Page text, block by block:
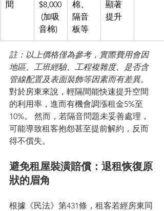
間
$8,000
(加吸
音棉)
棉、
隔音
板等
顯著
提升
註：以上價格僅為參考，實際費用會因
地區、工班經驗、工程複雜度、是否含
管線配置及表面裝飾等因素而有差異。
對於房東來說，輕隔間能快速提升空間
的利用率，進而有機會調漲租金5%至
10%。 然而，若隔音問題未妥善處理，
可能導致租客抱怨甚至提前解約，反而
得不償失。
避免租屋裝潢賠償：退租恢復原
狀的眉角
根據《民法》第431條，租客若經房東同